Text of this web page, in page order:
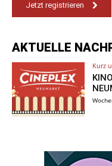
Jetzt registrieren
AKTUELLE
Kurz